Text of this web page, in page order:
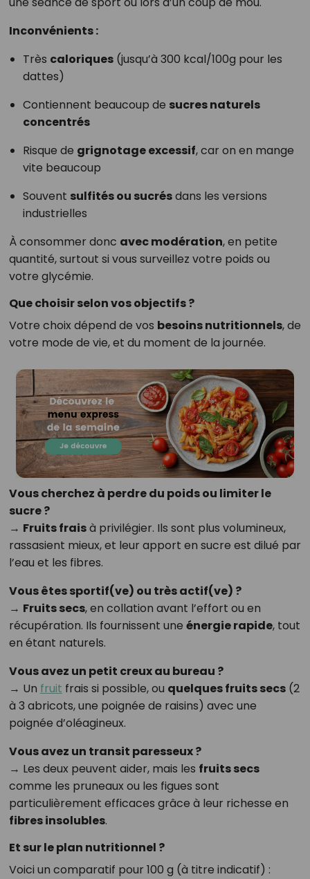
Inconvénients :
Très caloriques(jusqu’à 300 kcal/100g pour les
dattes)
Contiennent beaucoup de sucres naturels
concentrés
Risque de grignotage excessif, car on en mange
vite beaucoup
Souvent sulfités ou sucrésdans les versions
industrielles
À consommer donc avec modération, en petite
quantité, surtout si vous surveillez votre poids ou
votre glycémie.
Que choisir selon vos objectifs ?
Votre choix dépend de vos besoins nutritionnels, de
votre mode de vie, et du moment de la journée.
Vous cherchez à perdre du poids ou limiter le
sucre ?
→ Fruits fraisà privilégier. Ils sont plus volumineux,
rassasient mieux, et leur apport en sucre est dilué par
l’eau et les fibres.
Vous êtes sportif(ve) ou très actif(ve) ?
→ Fruits secs, en collation avant l’effort ou en
récupération. Ils fournissent une énergie rapide, tout
en étant naturels.
Vous avez un petit creux au bureau ?
→ Un fruit frais si possible, ou quelques fruits secs(2
à 3 abricots, une poignée de raisins) avec une
poignée d’oléagineux.
Vous avez un transit paresseux ?
→ Les deux peuvent aider, mais les fruits secs
comme les pruneaux ou les figues sont
particulièrement efficaces grâce à leur richesse en
fibres insolubles.
Et sur le plan nutritionnel ?
Voici un comparatif pour 100 g (à titre indicatif) :